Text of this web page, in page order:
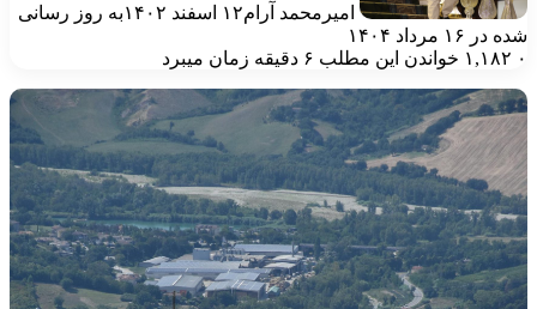
امیرمحمد آرام ۱۲ اسفند ۱۴۰۲
به روز رسانی
در ۱۶ مرداد ۱۴۰۴
خواندن این مطلب ۶ دقیقه زمان میبرد